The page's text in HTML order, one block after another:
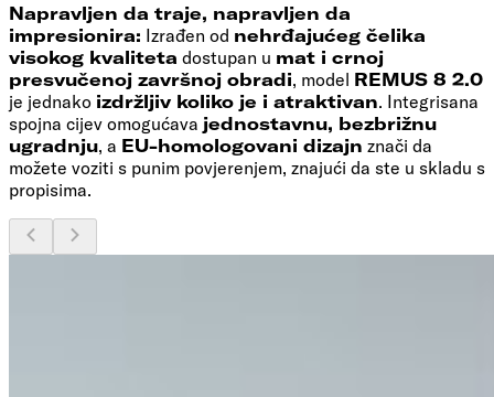
Napravljen da traje, napravljen da
impresionira: Izrađen od nehrđajućeg čelika
visokog kvaliteta dostupan u mat i crnoj
presvučenoj završnoj obradi, model REMUS 8 2.0
je jednako izdržljiv koliko je i atraktivan. Integrisana
spojna cijev omogućava jednostavnu, bezbrižnu
ugradnju, a EU-homologovani dizajn znači da
možete voziti s punim povjerenjem, znajući da ste u skladu s
propisima.